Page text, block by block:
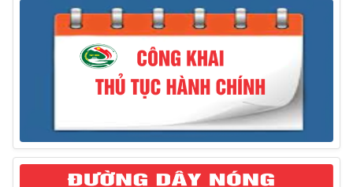
31/03/2025
Thông báo treo cờ Tổ quốc nhân kỷ niệm 50 năm
Ngày giải phóng tỉnh Phú Yên (01/4/1975 – 01/4/2025)
28/03/2025
Thông báo giới thiệu, cung ứng lao động Việt Nam
cho Liên danh Hengtong International Engineering Co.,Ltd
27/03/2025
Thông báo đăng ký tiếp công dân định kỳ đợt 02